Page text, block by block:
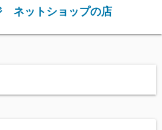
ネットショップの店